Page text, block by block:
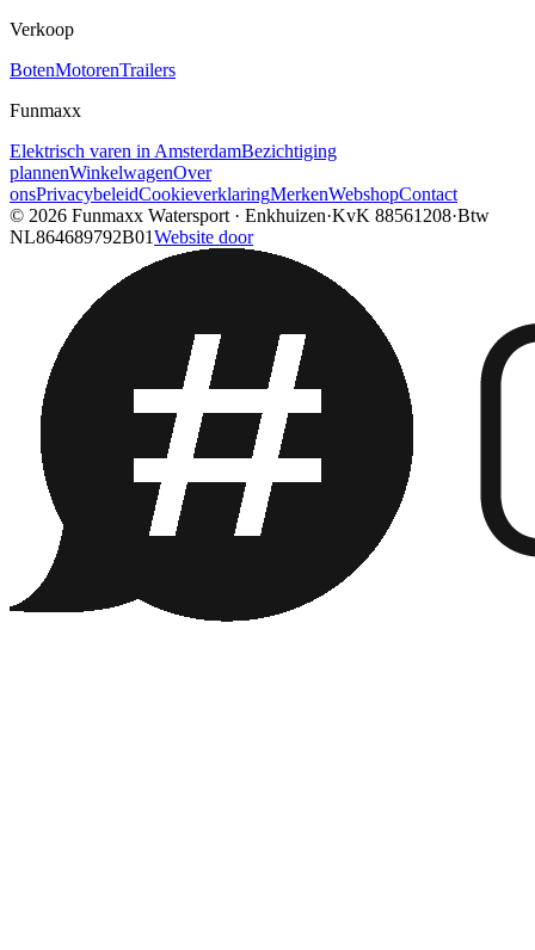
Verkoop
BotenMotorenTrailers
Funmaxx
Elektrisch varen in AmsterdamBezichtiging
plannenWinkelwagenOver
onsPrivacybeleidCookieverklaringMerkenWebshopContact
© 2026 Funmaxx Watersport · Enkhuizen·KvK 88561208·Btw
NL864689792B01Website door